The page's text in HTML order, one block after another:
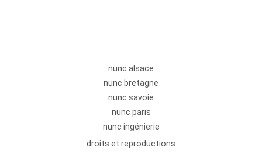
nunc alsace
nunc bretagne
nunc savoie
nunc paris
nunc ingénierie
droits et reproductions